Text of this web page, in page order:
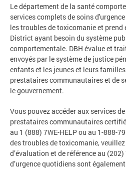
Le département de la santé
services complets de soins
les troubles de toxicomanie et prend
District ayant besoin du système
comportementale. DBH évalue et
envoyés par le système de justice
enfants et les jeunes et leurs
prestataires communautaires et de
le gouvernement.
Vous pouvez accéder aux services
prestataires communautaires
au 1 (888) 7WE-HELP ou au 1-888-
des troubles de toxicomanie,
d’évaluation et de référence au
d’urgence quotidiens sont